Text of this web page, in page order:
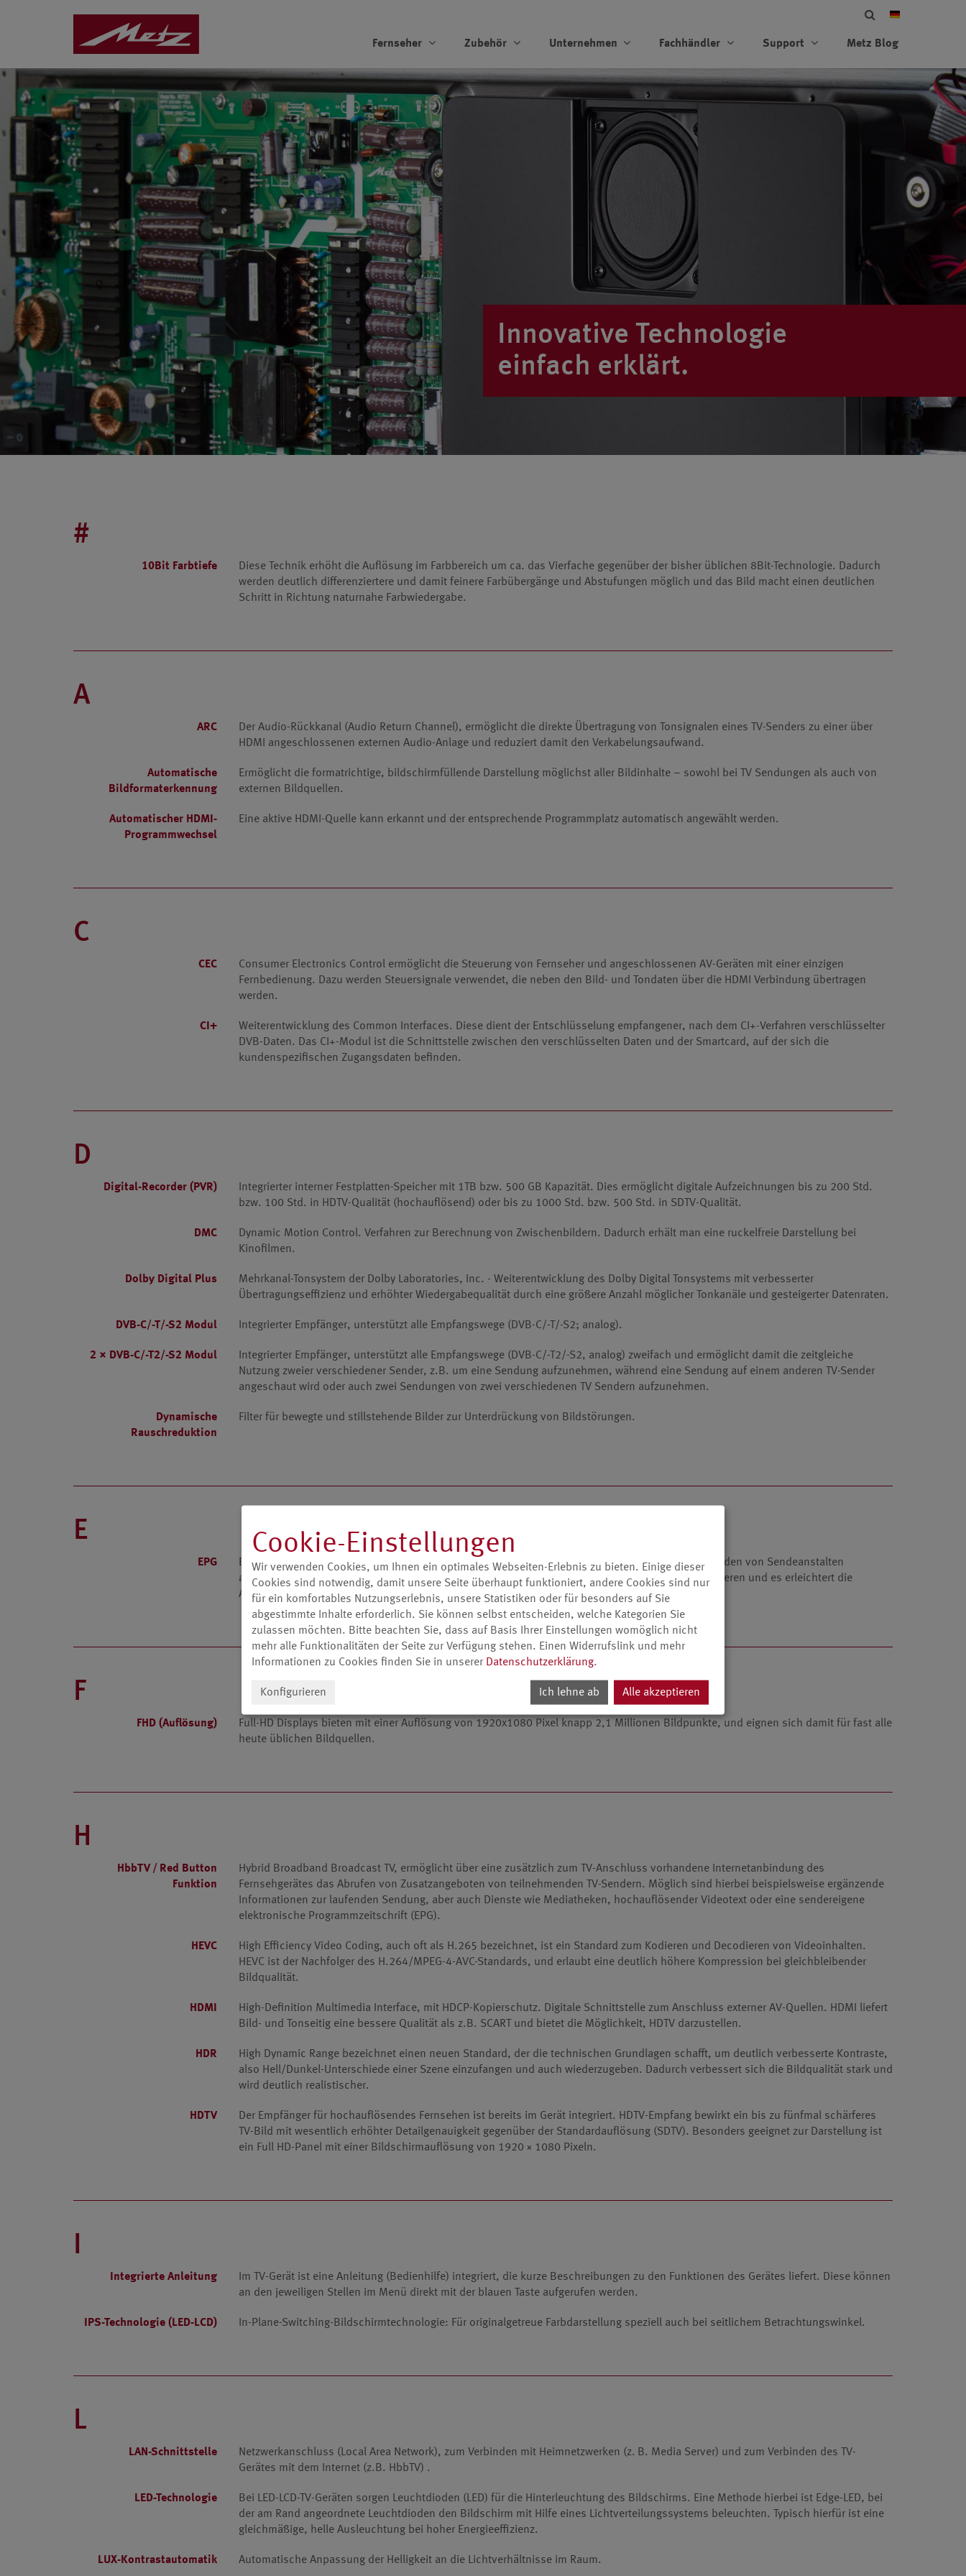
Fernseher Zubehör Unternehmen Fachhändler Support Metz Blog
Innovative Technologie
einfach erklärt.
#
10Bit Farbtiefe
Diese Technik erhöht die Auflösung im Farbbereich um ca. das Vierfache gegenüber der bisher üblichen 8Bit-Technologie. Dadurch
werden deutlich differenziertere und damit feinere Farbübergänge und Abstufungen möglich und das Bild macht einen deutlichen
Schritt in Richtung naturnahe Farbwiedergabe.
A
ARC
Der Audio-Rückkanal (Audio Return Channel), ermöglicht die direkte Übertragung von Tonsignalen eines TV-Senders zu einer über
HDMI angeschlossenen externen Audio-Anlage und reduziert damit den Verkabelungsaufwand.
Automatische
Bildformaterkennung
Ermöglicht die formatrichtige, bildschirmfüllende Darstellung möglichst aller Bildinhalte – sowohl bei TV Sendungen als auch von
externen Bildquellen.
Automatischer HDMI-
Programmwechsel
Eine aktive HDMI-Quelle kann erkannt und der entsprechende Programmplatz automatisch angewählt werden.
C
CEC
Consumer Electronics Control ermöglicht die Steuerung von Fernseher und angeschlossenen AV-Geräten mit einer einzigen
Fernbedienung. Dazu werden Steuersignale verwendet, die neben den Bild- und Tondaten über die HDMI Verbindung übertragen
werden.
CI+
Weiterentwicklung des Common Interfaces. Diese dient der Entschlüsselung empfangener, nach dem CI+-Verfahren verschlüsselter
DVB-Daten. Das CI+-Modul ist die Schnittstelle zwischen den verschlüsselten Daten und der Smartcard, auf der sich die
kundenspezifischen Zugangsdaten befinden.
D
Digital-Recorder (PVR)
Integrierter interner Festplatten-Speicher mit 1TB bzw. 500 GB Kapazität. Dies ermöglicht digitale Aufzeichnungen bis zu 200 Std.
bzw. 100 Std. in HDTV-Qualität (hochauflösend) oder bis zu 1000 Std. bzw. 500 Std. in SDTV-Qualität.
DMC
Dynamic Motion Control. Verfahren zur Berechnung von Zwischenbildern. Dadurch erhält man eine ruckelfreie Darstellung bei
Kinofilmen.
Dolby Digital Plus
Mehrkanal-Tonsystem der Dolby Laboratories, Inc. - Weiterentwicklung des Dolby Digital Tonsystems mit verbesserter
Übertragungseffizienz und erhöhter Wiedergabequalität durch eine größere Anzahl möglicher Tonkanäle und gesteigerter Datenraten.
DVB-C/-T/-S2 Modul Integrierter Empfänger, unterstützt alle Empfangswege (DVB-C/-T/-S2; analog).
2 × DVB-C/-T2/-S2 Modul
Integrierter Empfänger, unterstützt alle Empfangswege (DVB-C/-T2/-S2, analog) zweifach und ermöglicht damit die zeitgleiche
Nutzung zweier verschiedener Sender, z.B. um eine Sendung aufzunehmen, während eine Sendung auf einem anderen TV-Sender
angeschaut wird oder auch zwei Sendungen von zwei verschiedenen TV Sendern aufzunehmen.
Dynamische
Rauschreduktion
Filter für bewegte und stillstehende Bilder zur Unterdrückung von Bildstörungen.
E
EPG
Electronic Programm Guide = elektronische Programm­zeitschrift für digitale Sender, basierend auf den von Sendeanstalten
ausgestrahlten Daten. Mit dem EPG lässt sich das Fernsehprogramm im Voraus einsehen, strukturieren und es erleichtert die
Aufnahmeprogrammierung.
F
FHD (Auflösung)
Full-HD Displays bieten mit einer Auflösung von 1920x1080 Pixel knapp 2,1 Millionen Bildpunkte, und eignen sich damit für fast alle
heute üblichen Bildquellen.
H
HbbTV / Red Button
Funktion
Hybrid Broadband Broadcast TV, ermöglicht über eine zusätzlich zum TV-Anschluss vorhandene Internetanbindung des
Fernsehgerätes das Abrufen von Zusatzangeboten von teilnehmenden TV-Sendern. Möglich sind hierbei beispielsweise ergänzende
Informationen zur laufenden Sendung, aber auch Dienste wie Mediatheken, hochauflösender Videotext oder eine sendereigene
elektronische Programmzeitschrift (EPG).
HEVC
High Efficiency Video Coding, auch oft als H.265 bezeichnet, ist ein Standard zum Kodieren und Decodieren von Videoinhalten.
HEVC ist der Nachfolger des H.264/MPEG-4-AVC-Standards, und erlaubt eine deutlich höhere Kompression bei gleichbleibender
Bildqualität.
HDMI
High-Definition Multimedia Interface, mit HDCP-Kopierschutz. Digitale Schnittstelle zum Anschluss externer AV-Quellen. HDMI liefert
Bild- und Tonseitig eine bessere Qualität als z.B. SCART und bietet die Möglichkeit, HDTV darzustellen.
HDR
High Dynamic Range bezeichnet einen neuen Standard, der die technischen Grundlagen schafft, um deutlich verbesserte Kontraste,
also Hell/Dunkel-Unterschiede einer Szene einzufangen und auch wiederzugeben. Dadurch verbessert sich die Bildqualität stark und
wird deutlich realistischer.
HDTV
Der Empfänger für hochauflösendes Fernsehen ist bereits im Gerät integriert. HDTV-Empfang bewirkt ein bis zu fünfmal schärferes
TV-Bild mit wesentlich erhöhter Detailgenauigkeit gegenüber der Standardauflösung (SDTV). Besonders geeignet zur Darstellung ist
ein Full HD-Panel mit einer Bildschirmauflösung von 1920 × 1080 Pixeln.
Integrierte Anleitung
Im TV-Gerät ist eine Anleitung (Bedienhilfe) integriert, die kurze Beschreibungen zu den Funktionen des Gerätes liefert. Diese können
an den jeweiligen Stellen im Menü direkt mit der blauen Taste aufgerufen werden.
IPS-Technologie (LED-LCD) In-Plane-Switching-Bildschirm­technologie: Für originalgetreue Farbdarstellung speziell auch bei seitlichem Betrachtungswinkel.
L
LAN-Schnittstelle
Netzwerkanschluss (Local Area Network), zum Verbinden mit Heimnetzwerken (z. B. Media Server) und zum Verbinden des ­TV-
Gerätes mit dem Internet (z.B. HbbTV) .
LED-Technologie
Bei LED-LCD-TV-Geräten sorgen Leucht­dioden (LED) für die Hinterleuchtung des Bildschirms. Eine Methode hierbei ist Edge-LED, bei
der am Rand angeordnete Leuchtdioden den Bildschirm mit Hilfe eines Lichtverteilungssystems beleuchten. Typisch hierfür ist eine
gleichmäßige, helle Ausleuchtung bei hoher Energieeffizienz.
LUX-Kontrastautomatik Automatische Anpassung der Helligkeit an die Lichtverhältnisse im Raum.
Cookie-Einstellungen
Wir verwenden Cookies, um Ihnen ein optimales Webseiten-Erlebnis zu bieten. Einige dieser
Cookies sind notwendig, damit unsere Seite überhaupt funktioniert, andere Cookies sind nur
für ein komfortables Nutzungserlebnis, unsere Statistiken oder für besonders auf Sie
abgestimmte Inhalte erforderlich. Sie können selbst entscheiden, welche Kategorien Sie
zulassen möchten. Bitte beachten Sie, dass auf Basis Ihrer Einstellungen womöglich nicht
mehr alle Funktionalitäten der Seite zur Verfügung stehen. Einen Widerrufslink und mehr
Informationen zu Cookies finden Sie in unserer Datenschutzerklärung.
Konfigurieren Ich lehne ab Alle akzeptieren